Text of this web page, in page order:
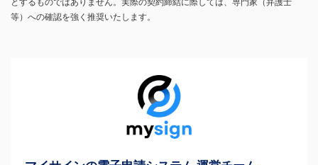
等）への確認を強く推奨いたします。